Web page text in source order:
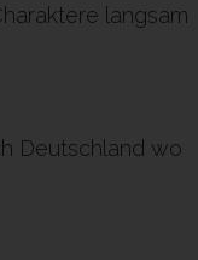
langsam
Deutschland wo